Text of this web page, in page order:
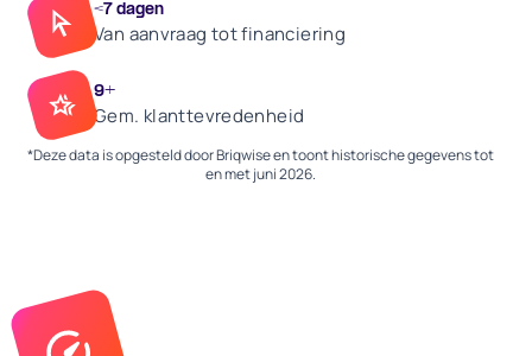
<7 dagen
Van aanvraag tot financiering
9+
Gem. klanttevredenheid
*Deze data is opgesteld door Briqwise en toont historische gegevens tot
en met juni 2026.